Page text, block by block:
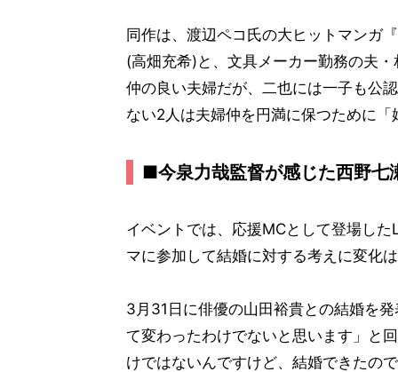
同作は、渡辺ペコ氏の大ヒットマンガ
(高畑充希)と、文具メーカー勤務の夫
仲の良い夫婦だが、二也には一子も公
ない2人は夫婦仲を円満に保つために
■今泉力哉監督が感じた西野七
イベントでは、応援MCとして登場し
マに参加して結婚に対する考えに変化
3月31日に俳優の山田裕貴との結婚を
て変わったわけでないと思います」と
けではないんですけど、結婚できたの